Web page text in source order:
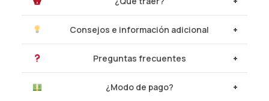
Consejos e información adicional
Preguntas frecuentes
¿Modo de pago?